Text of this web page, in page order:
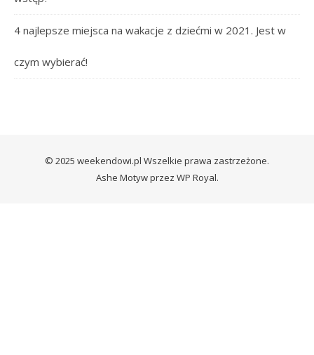
4 najlepsze miejsca na wakacje z dziećmi w 2021. Jest w
czym wybierać!
© 2025 weekendowi.pl Wszelkie prawa zastrzeżone.
Ashe Motyw przez WP Royal.